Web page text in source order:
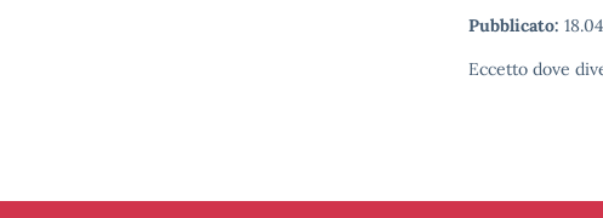
Pubblicato:
Eccetto dove